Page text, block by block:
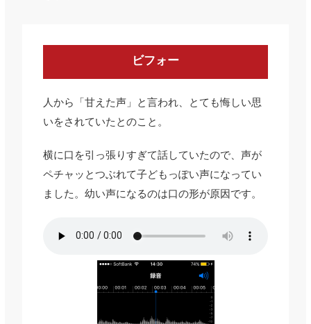
ビフォー
人から「甘えた声」と言われ、とても悔しい思
いをされていたとのこと。
横に口を引っ張りすぎて話していたので、声が
ペチャッとつぶれて子どもっぽい声になってい
ました。幼い声になるのは口の形が原因です。